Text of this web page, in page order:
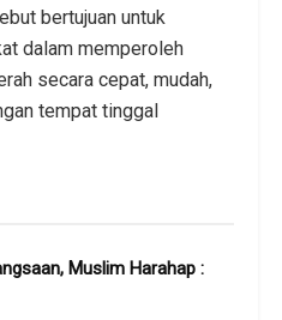
bertujuan untuk
dalam memperoleh
secara cepat, mudah,
tempat tinggal
Muslim Harahap :